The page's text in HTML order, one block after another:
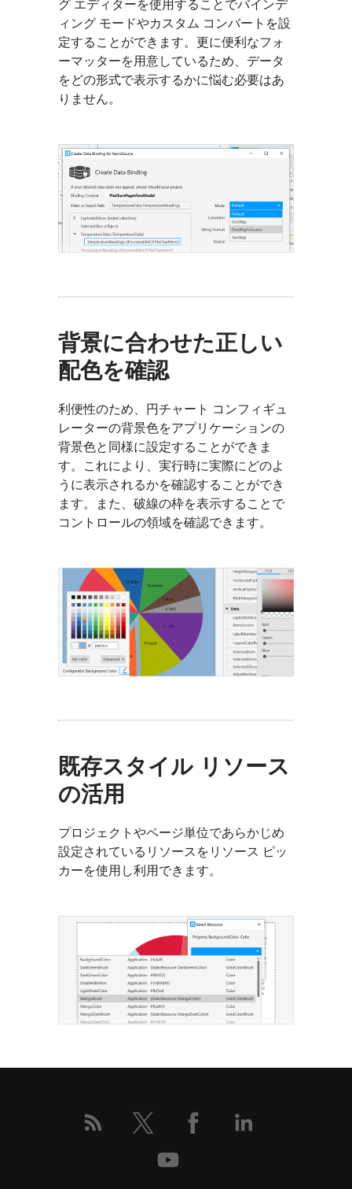
グ エディターを使用することでバインデ
ィング モードやカスタム コンバートを設
定することができます。更に便利なフォ
ーマッターを用意しているため、データ
をどの形式で表示するかに悩む必要はあ
りません。
背景に合わせた正しい
配色を確認
利便性のため、円チャート コンフィギュ
レーターの背景色をアプリケーションの
背景色と同様に設定することができま
す。これにより、実行時に実際にどのよ
うに表示されるかを確認することができ
ます。また、破線の枠を表示することで
コントロールの領域を確認できます。
既存スタイル リソース
の活用
プロジェクトやページ単位であらかじめ
設定されているリソースをリソース ピッ
カーを使用し利用できます。